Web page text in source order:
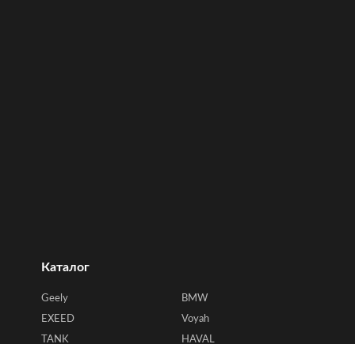
Каталог
Geely
BMW
EXEED
Voyah
TANK
HAVAL